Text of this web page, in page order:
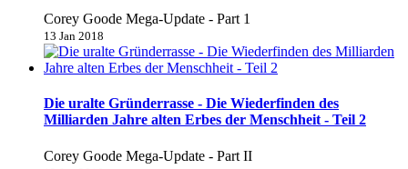
Corey Goode Mega-Update - Part 1
13 Jan 2018
Die uralte Gründerrasse - Die Wiederfinden des
Milliarden Jahre alten Erbes der Menschheit - Teil 2
Corey Goode Mega-Update - Part II